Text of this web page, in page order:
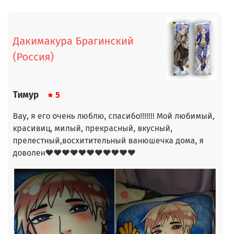
Дакимакура Брагинский
(Россия)
Тимур 5
Вау, я его очень люблю, спасибо!!!!!!! Мой любимый,
красивиц, милый, прекрасный, вкусный,
прелестный,восхитительный ванюшечка дома, я
доволен❤❤❤❤❤❤❤❤❤❤❤